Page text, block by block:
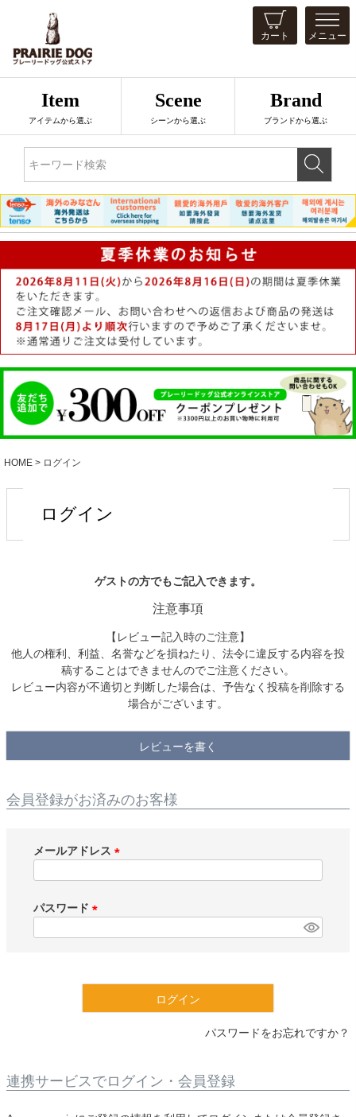
カート メニュー
Item
アイテムから選ぶ
Scene
シーンから選ぶ
Brand
ブランドから選ぶ
HOME ログイン
ログイン
ゲストの方でもご記入できます。
注意事項
【レビュー記入時のご注意】
他人の権利、利益、名誉などを損ねたり、法令に違反する内容を投
稿することはできませんのでご注意ください。
レビュー内容が不適切と判断した場合は、予告なく投稿を削除する
場合がございます。
レビューを書く
会員登録がお済みのお客様
メールアドレス
)
パスワード
ログイン
パスワードをお忘れですか？
連携サービスでログイン・会員登録